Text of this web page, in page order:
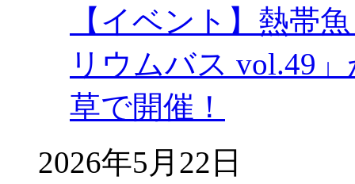
【イベント】熱帯
リウムバス vol.49
草で開催！
2026年5月22日